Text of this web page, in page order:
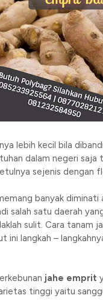
lebih kecil bila
dalam negeri
sejenis dengan
banyak
salah satu daerah
sulit. Cara tanam
ini langkah –
jahe emprit
tinggi yaitu